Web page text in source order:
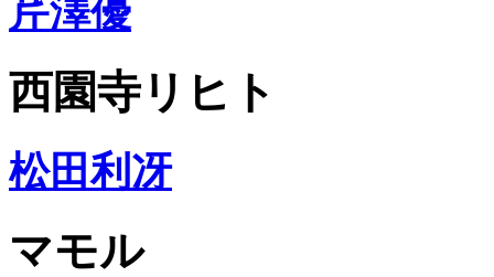
芹澤優
西園寺リヒト
松田利冴
マモル